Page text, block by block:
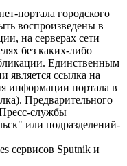
портала городского
воспроизведены в
на серверах сети
без каких-либо
Единственным
является ссылка на
информации портала в
Предварительного
службы
или подразделений-
сервисов Sputnik и